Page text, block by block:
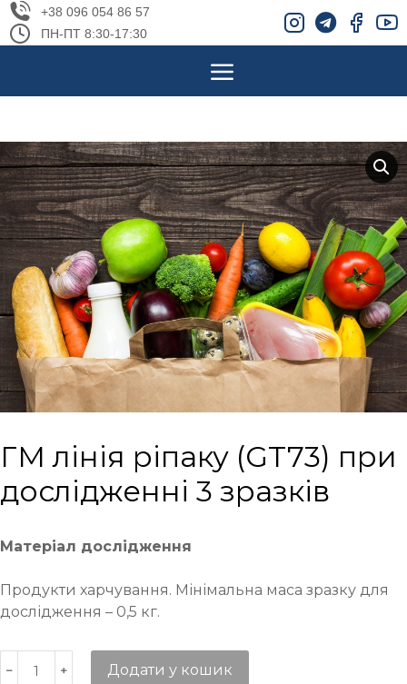
+38 096 054 86 57
ПН-ПТ 8:30-17:30
ГМ лінія ріпаку (GT73) при
дослідженні 3 зразків
Матеріал дослідження
Продукти харчування. Мінімальна маса зразку для
дослідження – 0,5 кг.
Додати у кошик